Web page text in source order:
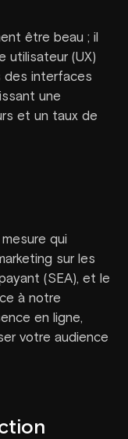
être beau ; il
utilisateur (UX)
des interfaces
une
et un taux de
qui
sur les
(SEA), et le
à notre
en ligne,
votre audience